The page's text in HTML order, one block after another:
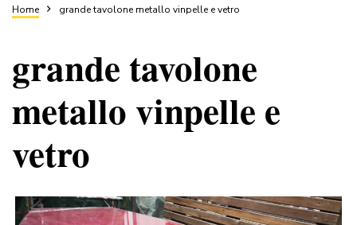
Briciole
di
pane
Home grande tavolone metallo vinpelle e vetro
grande tavolone
metallo vinpelle e
vetro